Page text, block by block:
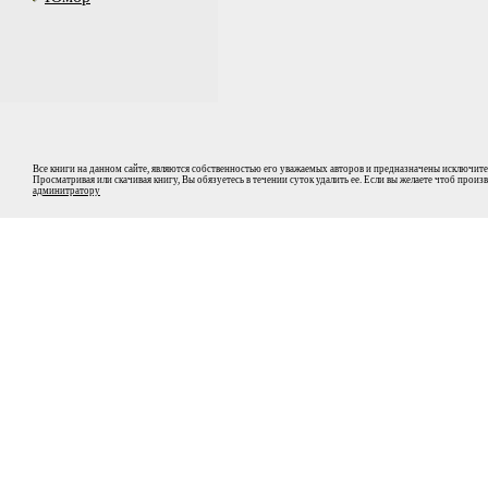
Все книги на данном сайте, являются собственностью его уважаемых авторов и предназначены
Просматривая или скачивая книгу, Вы обязуетесь в течении суток удалить ее. Если вы желаете чтоб
админитратору